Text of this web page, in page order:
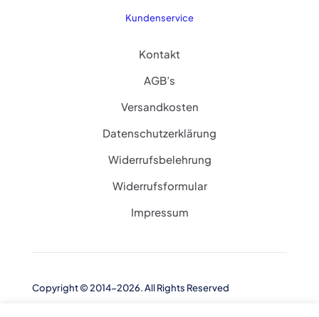
Kundenservice
Kontakt
AGB’s
Versandkosten
Datenschutzerklärung
Widerrufsbelehrung
Widerrufsformular
Impressum
Copyright © 2014-2026. All Rights Reserved